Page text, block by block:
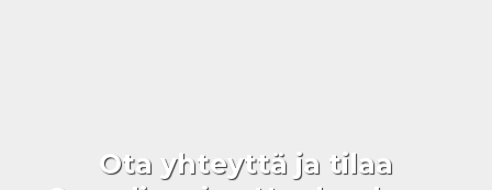
Ota yhteyttä ja tilaa